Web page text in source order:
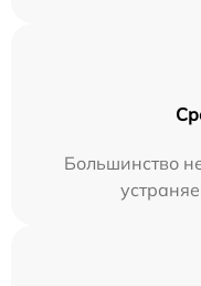
Большинство